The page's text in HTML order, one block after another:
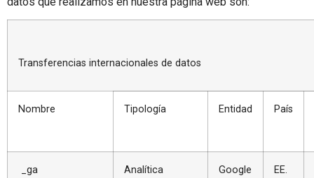
Transferencias internacionales de datos
Nombre Tipología Entidad País
_ga Analítica
Google
EE.